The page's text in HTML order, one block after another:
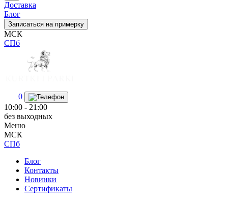
Доставка
Блог
Записаться на примерку
МСК
СПб
0
10:00 - 21:00
без выходных
Меню
МСК
СПб
Блог
Контакты
Новинки
Сертификаты